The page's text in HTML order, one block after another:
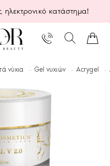
κατάστημα!
νύχια Gel νυχιών Acrygel